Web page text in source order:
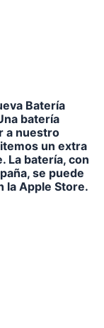
Batería
batería
a nuestro
un extra
La batería, con
se puede
la Apple Store.